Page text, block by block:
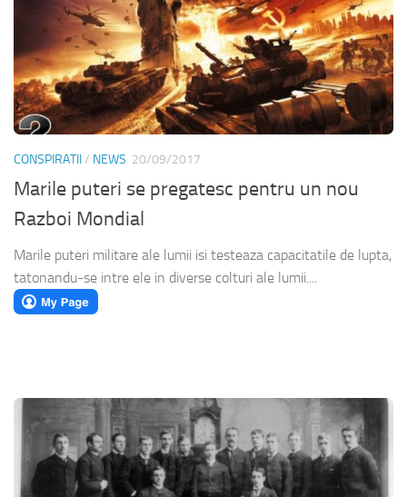
CONSPIRATII/ NEWS 20/09/2017
Marile puteri se pregatesc pentru un nou
Razboi Mondial
Marile puteri militare ale lumii isi testeaza capacitatile de lupta,
tatonandu-se intre ele in diverse colturi ale lumii....